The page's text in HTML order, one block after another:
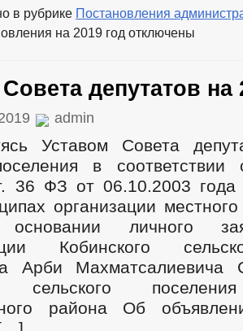
РАБОЧАЯ ГРУППА АНК
РАБОЧАЯ
ПРОФИЛАКТИКЕ ПРАВОНАРУШЕНИЙ
ПРОПАВШИХ БЕЗ ВЕСТИ
ТЕКСТЫ
ЗАКУПКА ТОВАРОВ, РАБОТ И УСЛУГ
ДЕПУТАТЫ
ЗАСЕДАНИЯ СОВЕТА ДЕПУТАТОВ
СОЦИАЛЬНЫЙ ПРОЕКТ — МУНИЦИПАЛЬНЫЙ
НПА
ИНЫЕ АКТЫ В СФЕРЕ
ФОРМЫ ДОКУМЕНТОВ, СВЯЗАННЫХ
РАСХОДАХ, ОБ ИМУЩЕСТВЕ И
ТРЕБОВАНИЙ К СЛУЖЕБНОМУ
СООБЩЕНИЙ О ФАКТАХ КОРРУПЦИИ
ПЕРЕЧНИ ПОРУЧЕНИЙ
2021
2020
2019
2018
в рубрике Постановления
на 2019 год отключены
депутатов на
admin
Уставом Совета
в
36 ФЗ от 06.10.2003
организации
личного
Кобинского
Арби Махматсалиевича
сельского
района Об